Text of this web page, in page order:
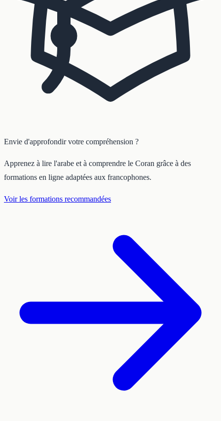
Envie d'approfondir votre compréhension ?
Apprenez à lire l'arabe et à comprendre le Coran grâce à des
formations en ligne adaptées aux francophones.
Voir les formations recommandées